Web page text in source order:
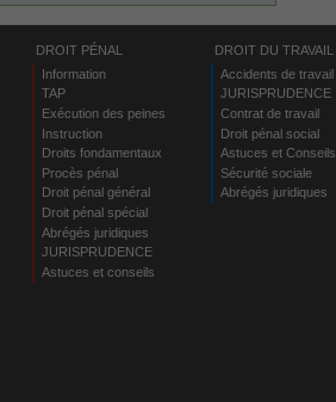
DROIT PÉNAL
Information
TAP
Exécution des peines
Instruction
Droits fondamentaux
Procès pénal
Droit pénal général
Droit pénal spécial
Abrégés juridiques
JURISPRUDENCE
Astuces et conseils
DROIT DU TRAVAIL
Accidents de travail
JURISPRUDENCE
Contrat de travail
Droit pénal social
Astuces et Conseils
Sécurité sociale
Abrégés juridiques